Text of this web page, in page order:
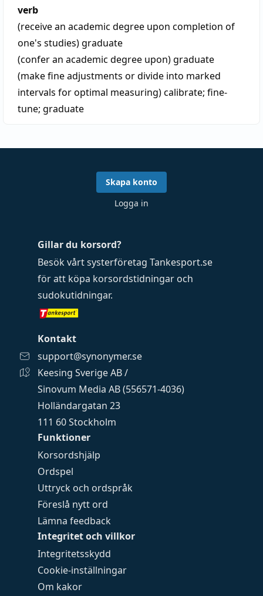
verb
(receive an academic degree upon completion of
one's studies)graduate
(confer an academic degree upon)graduate
(make fine adjustments or divide into marked
intervals for optimal measuring)calibrate; fine-
tune; graduate
Funktioner
Korsordshjälp
Ordspel
Uttryck och ordspråk
Föreslå nytt ord
Lämna feedback
Integritet och villkor
Integritetsskydd
Cookie-inställningar
Om kakor
Gillar du korsord?
Besök vårt systerföretag Tankesport.se
för att köpa korsordstidningar och
sudokutidningar.
Kontakt
support@synonymer.se
Keesing Sverige AB /
Sinovum Media AB (556571-4036)
Holländargatan 23
111 60 Stockholm
Skapa konto
Logga in